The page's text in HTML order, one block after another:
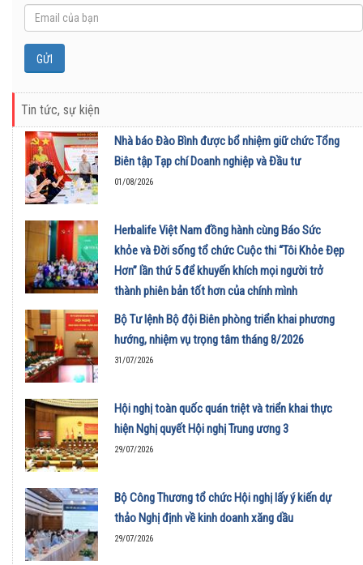
Tin tức, sự kiện
Nhà báo Đào Bình được bổ nhiệm giữ chức Tổng
Biên tập Tạp chí Doanh nghiệp và Đầu tư
01/08/2026
Herbalife Việt Nam đồng hành cùng Báo Sức
khỏe và Đời sống tổ chức Cuộc thi “Tôi Khỏe Đẹp
Hơn” lần thứ 5 để khuyến khích mọi người trở
thành phiên bản tốt hơn của chính mình
01/08/2026
Bộ Tư lệnh Bộ đội Biên phòng triển khai phương
hướng, nhiệm vụ trọng tâm tháng 8/2026
31/07/2026
Hội nghị toàn quốc quán triệt và triển khai thực
hiện Nghị quyết Hội nghị Trung ương 3
29/07/2026
Bộ Công Thương tổ chức Hội nghị lấy ý kiến dự
thảo Nghị định về kinh doanh xăng dầu
29/07/2026